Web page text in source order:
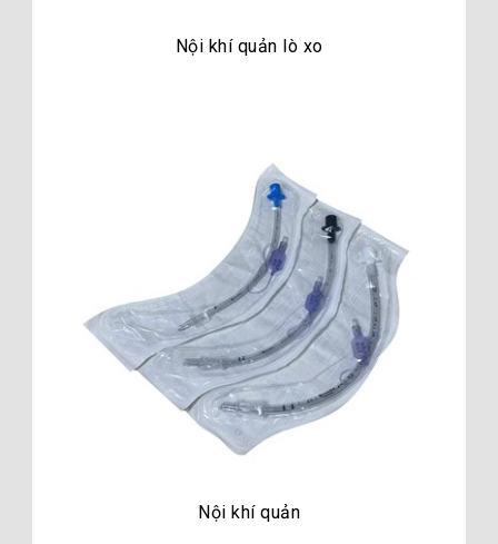
Nội khí quản lò xo
Nội khí quản